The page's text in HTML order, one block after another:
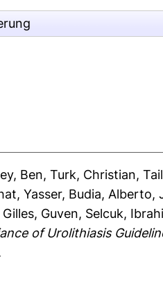
Ben,Turk, Christian,
Yasser, Budia, Alberto,
, Guven, Selcuk,
of Urolithiasis